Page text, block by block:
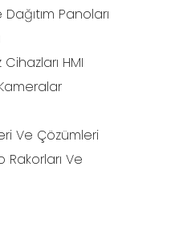
Panoları
HMI
Ve Çözümleri
Rakorları Ve